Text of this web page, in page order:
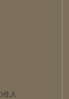
住人